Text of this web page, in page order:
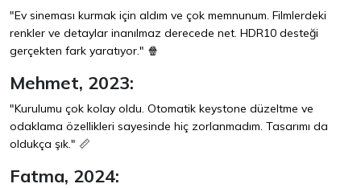
"Ev sineması kurmak için aldım ve çok memnunum. Filmlerdeki
renkler ve detaylar inanılmaz derecede net. HDR10 desteği
gerçekten fark yaratıyor." 🍿
Mehmet, 2023:
"Kurulumu çok kolay oldu. Otomatik keystone düzeltme ve
odaklama özellikleri sayesinde hiç zorlanmadım. Tasarımı da
oldukça şık." 📏
Fatma, 2024: